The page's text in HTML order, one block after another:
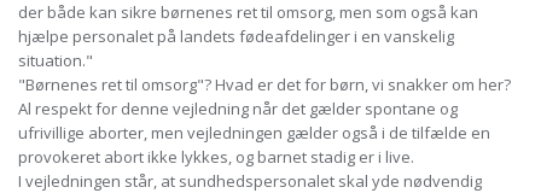
der både kan sikre børnenes ret til omsorg, men som også kan
hjælpe personalet på landets fødeafdelinger i en vanskelig
situation."
"Børnenes ret til omsorg"? Hvad er det for børn, vi snakker om her?
Al respekt for denne vejledning når det gælder spontane og
ufrivillige aborter, men vejledningen gælder også i de tilfælde en
provokeret abort ikke lykkes, og barnet stadig er i live.
I vejledningen står, at sundhedspersonalet skal yde nødvendig